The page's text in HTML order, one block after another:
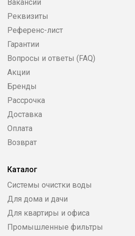
Вакансии
Реквизиты
Референс-лист
Гарантии
Вопросы и ответы (FAQ)
Акции
Бренды
Рассрочка
Доставка
Оплата
Возврат
Каталог
Системы очистки воды
Для дома и дачи
Для квартиры и офиса
Промышленные фильтры